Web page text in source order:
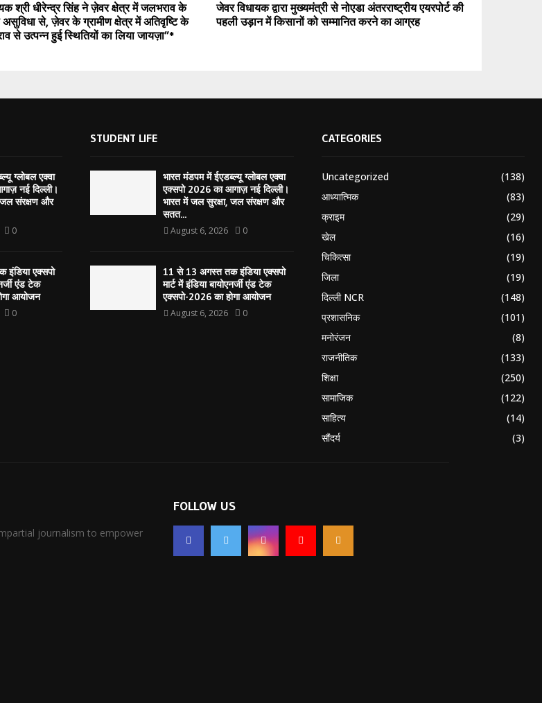
श्री धीरेन्द्र सिंह ने ज़ेवर क्षेत्र में जलभराव के
असुविधा से, ज़ेवर के ग्रामीण क्षेत्र में अतिवृष्टि के
से उत्पन्न हुई स्थितियों का लिया जायज़ा”*
जेवर विधायक द्वारा मुख्यमंत्री से नोएडा अंतरराष्ट्रीय एयरपोर्ट की
पहली उड़ान में किसानों को सम्मानित करने का आग्रह
ग्लोबल एक्वा
नई दिल्ली।
जल संरक्षण और
0
एक्सपो
एंड टेक
आयोजन
0
STUDENT LIFE
भारत मंडपम में ईएडब्ल्यू ग्लोबल एक्वा
एक्सपो 2026 का आगाज़ नई दिल्ली।
भारत में जल सुरक्षा, जल संरक्षण और
सतत...
August 6, 2026 0
11 से 13 अगस्त तक इंडिया एक्सपो
मार्ट में इंडिया बायोएनर्जी एंड टेक
एक्सपो-2026 का होगा आयोजन
August 6, 2026 0
CATEGORIES
Uncategorized
(138)
आध्यात्मिक
(83)
क्राइम
(29)
खेल
(16)
चिकित्सा
(19)
जिला
(19)
दिल्ली NCR
(148)
प्रशासनिक
(101)
मनोरंजन
(8)
राजनीतिक
(133)
शिक्षा
(250)
सामाजिक
(122)
साहित्य
(14)
सौंदर्य
(3)
journalism to empower
FOLLOW US